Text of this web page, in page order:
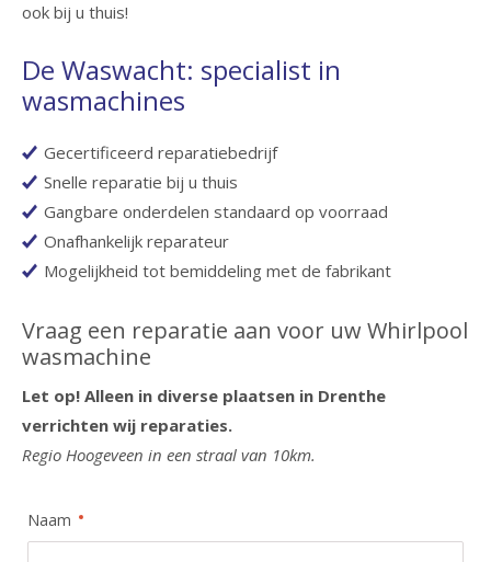
ook bij u thuis!
De Waswacht: specialist in
wasmachines
Gecertificeerd reparatiebedrijf
Snelle reparatie bij u thuis
Gangbare onderdelen standaard op voorraad
Onafhankelijk reparateur
Mogelijkheid tot bemiddeling met de fabrikant
Vraag een reparatie aan voor uw Whirlpool
wasmachine
Let op! Alleen in diverse plaatsen in Drenthe
verrichten wij reparaties.
Regio Hoogeveen in een straal van 10km.
Naam